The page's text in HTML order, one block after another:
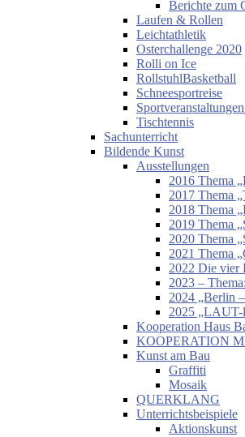
Berichte zum
Laufen & Rollen
Leichtathletik
Osterchallenge 2020
Rolli on Ice
RollstuhlBasketball
Schneesportreise
Tischtennis
Sachunterricht
Bildende Kunst
Ausstellungen
2016 Thema
2017 Thema
2018 Thema
2019 Thema
2020 Thema
2021 Thema
2022 Die vier
2023 –
2024 „Berlin
2025 „LAUT-
Kooperation Haus
KOOPERATION
Kunst am Bau
Graffiti
Mosaik
QUERKLANG
Unterrichtsbeispiele
Aktionskunst